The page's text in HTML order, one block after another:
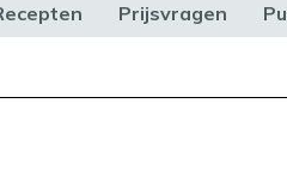
Prijsvragen